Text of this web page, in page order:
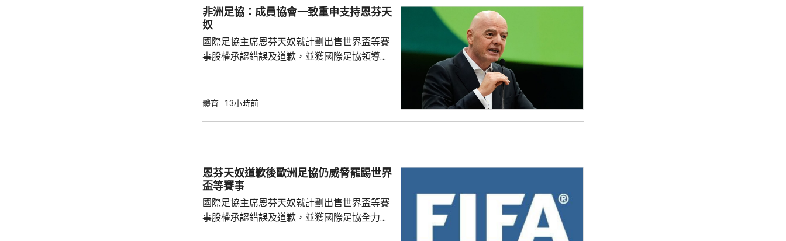
另加每個球季的附加獎金。
非洲足協：成員協會一致重申支持恩芬天
奴
國際足協主席恩芬天奴就計劃出售世界盃等賽
事股權承認錯誤及道歉，並獲國際足協領導層
非洲足球的支持。主席莫特塞佩表示，歡迎國
申，對恩芬天奴擔任國際足協主席已失去信
心，只要他繼續留任，將抵制未來的世界盃...
體育 13小時前
恩芬天奴道歉後歐洲足協仍威脅罷踢世界
盃等賽事
國際足協主席恩芬天奴就計劃出售世界盃等賽
事股權承認錯誤及道歉，並獲國際足協全力支